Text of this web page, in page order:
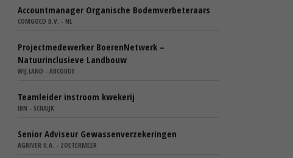
Accountmanager Organische Bodemverbeteraars
COMGOED B.V. - NL
Projectmedewerker BoerenNetwerk –
Natuurinclusieve Landbouw
WIJ.LAND - ABCOUDE
Teamleider instroom kwekerij
IBN - SCHAIJK
Senior Adviseur Gewassenverzekeringen
AGRIVER U.A. - ZOETERMEER